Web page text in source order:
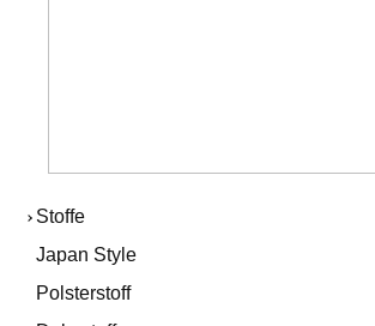
Stoffe
Japan Style
Polsterstoff